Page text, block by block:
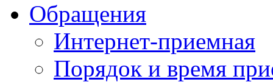
Обращения
Интернет-приемная
Порядок и время